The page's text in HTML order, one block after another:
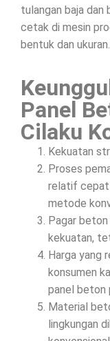
tulangan baja dan
cetak di mesin
bentuk dan ukuran.
Panel
Cilaku
Kekuatan
Proses
relatif cepat
metode
Pagar
kekuatan,
Harga yang
konsumen
panel beton
Material
lingkungan